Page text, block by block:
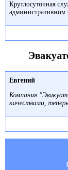
Круглосуточная
административном
Евгений
Компания
качествами,